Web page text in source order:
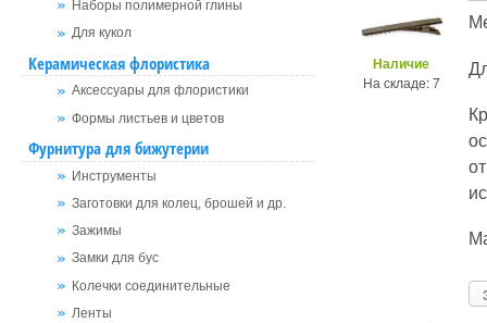
Наборы полимерной глины
Для кукол
Керамическая флористика
Аксессуары для флористики
Формы листьев и цветов
Фурнитура для бижутерии
Инструменты
Заготовки для колец, брошей и др.
Зажимы
Замки для бус
Колечки соединительные
Ленты
Наличие
На складе: 7